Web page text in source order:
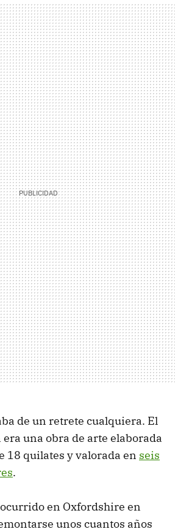
de un retrete cualquiera. El
una obra de arte elaborada
18 quilates y valorada en seis
.
en Oxfordshire en
unos cuantos años